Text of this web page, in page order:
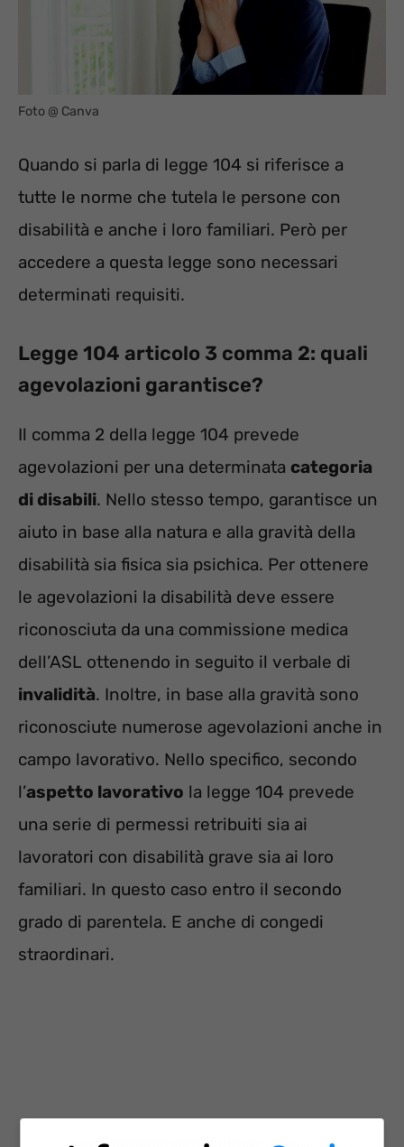
Foto @ Canva
Quando si parla di legge 104 si riferisce a
tutte le norme che tutela le persone con
disabilità e anche i loro familiari. Però per
accedere a questa legge sono necessari
determinati requisiti.
Legge 104 articolo 3 comma 2: quali
agevolazioni garantisce?
Il comma 2 della legge 104 prevede
agevolazioni per una determinata categoria
di disabili. Nello stesso tempo, garantisce un
aiuto in base alla natura e alla gravità della
disabilità sia fisica sia psichica. Per ottenere
le agevolazioni la disabilità deve essere
riconosciuta da una commissione medica
dell’ASL ottenendo in seguito il verbale di
invalidità. Inoltre, in base alla gravità sono
riconosciute numerose agevolazioni anche in
campo lavorativo. Nello specifico, secondo
l’aspetto lavorativo la legge 104 prevede
una serie di permessi retribuiti sia ai
lavoratori con disabilità grave sia ai loro
familiari. In questo caso entro il secondo
grado di parentela. E anche di congedi
straordinari.